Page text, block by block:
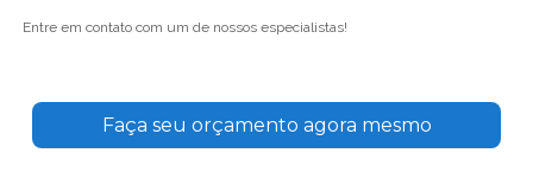
Entre em contato com um de nossos especialistas!
Faça seu orçamento agora mesmo